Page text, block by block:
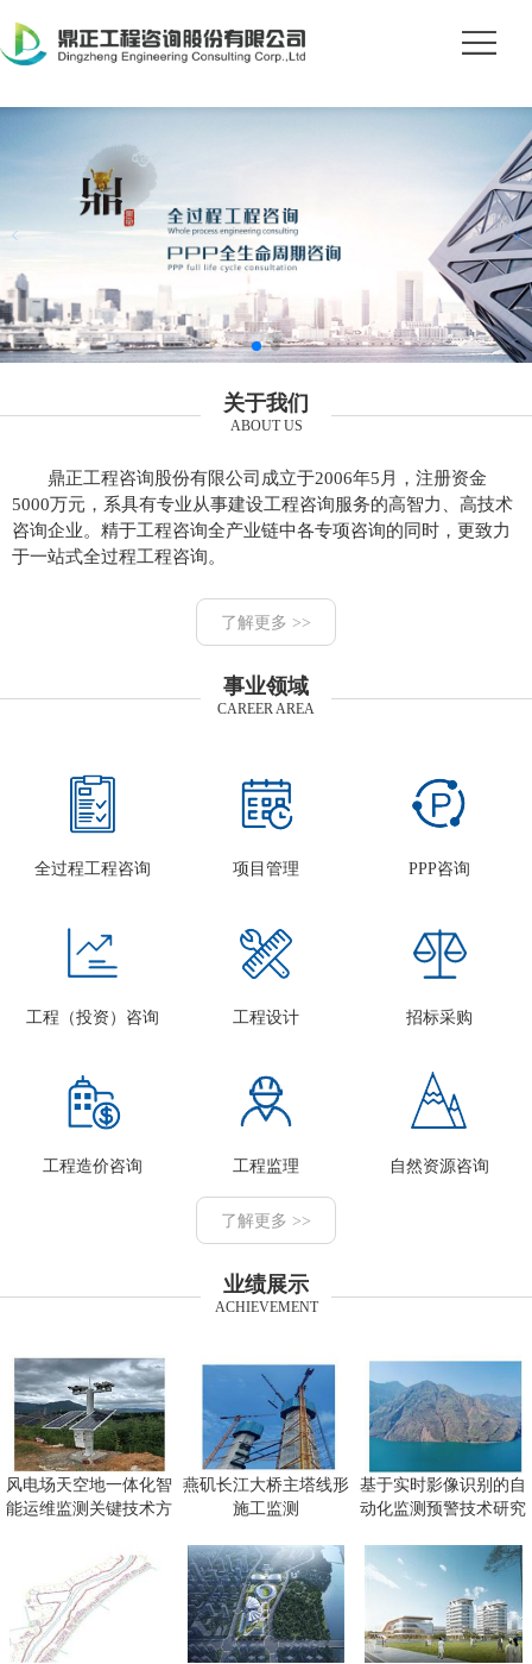
关于我们
ABOUT US
鼎正工程咨询股份有限公司成立于2006年5月，注册资金
5000万元，系具有专业从事建设工程咨询服务的高智力、高技术
咨询企业。精于工程咨询全产业链中各专项咨询的同时，更致力
于一站式全过程工程咨询。
了解更多 >>
事业领域
CAREER AREA
全过程工程咨询 项目管理 PPP咨询
工程（投资）咨询 工程设计 招标采购
工程造价咨询 工程监理 自然资源咨询
了解更多 >>
业绩展示
ACHIEVEMENT
风电场天空地一体化智
能运维监测关键技术方
燕矶长江大桥主塔线形
施工监测
基于实时影像识别的自
动化监测预警技术研究